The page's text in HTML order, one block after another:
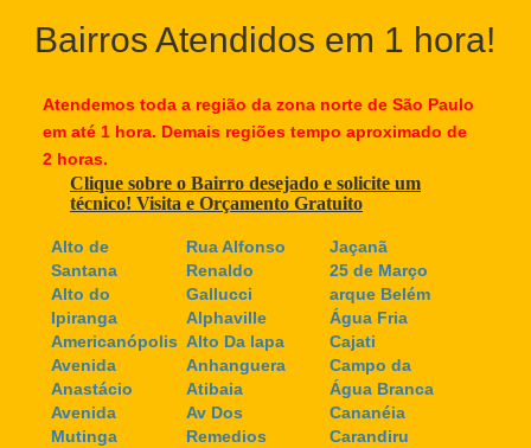
Bairros Atendidos em 1 hora!
Atendemos toda a região da zona norte de São Paulo
em até 1 hora. Demais regiões tempo aproximado de
2 horas.
Clique sobre o Bairro desejado e solicite um
técnico! Visita e Orçamento Gratuito
Alto de
Santana
Alto do
Ipiranga
Americanópolis
Avenida
Anastácio
Avenida
Mutinga
Rua Alfonso
Renaldo
Gallucci
Alphaville
Alto Da lapa
Anhanguera
Atibaia
Av Dos
Remedios
Jaçanã
25 de Março
arque Belém
Água Fria
Cajati
Campo da
Água Branca
Cananéia
Carandiru